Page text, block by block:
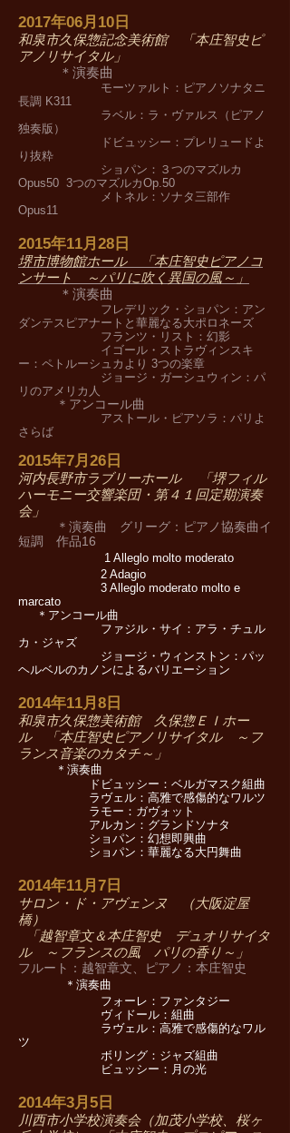
2017年06月10日
和泉市久保惣記念美術館 「本庄智史ピ
アノリサイタル」
＊演奏曲
モーツァルト：ピアノソナタニ
長調 K311
ラベル：ラ・ヴァルス（ピアノ
独奏版）
ドビュッシー：プレリュードよ
り抜粋
ショパン：３つのマズルカ
Opus50 3つのマズルカOp.50
メトネル：ソナタ三部作
Opus11
2015年11月28日
堺市博物館ホール 「本庄智史ピアノコ
ンサート ～パリに吹く異国の風～」
＊演奏曲
フレデリック・ショパン：アン
ダンテスピアナートと華麗なる大ポロネーズ
フランツ・リスト：幻影
イゴール・ストラヴィンスキ
ー：ペトルーシュカより 3つの楽章
ジョージ・ガーシュウィン：パ
リのアメリカ人
＊アンコール曲
アストール・ピアソラ：パリよ
さらば
2015年7月26日
河内長野市ラブリーホール 「堺フィル
ハーモニー交響楽団・第４１回定期演奏
会」
＊演奏曲 グリーグ：ピアノ協奏曲イ
短調 作品16
1 Alleglo molto moderato
2 Adagio
3 Alleglo moderato molto e
marcato
＊アンコール曲
ファジル・サイ：アラ・チュル
カ・ジャズ
ジョージ・ウィンストン：パッ
ヘルベルのカノンによるバリエーション
2014年11月8日
和泉市久保惣美術館 久保惣ＥＩホー
ル 「本庄智史ピアノリサイタル ～フ
ランス音楽のカタチ～」
＊演奏曲
ドビュッシー：ベルガマスク組曲
ラヴェル：高雅で感傷的なワルツ
ラモー：ガヴォット
アルカン：グランドソナタ
ショパン：幻想即興曲
ショパン：華麗なる大円舞曲
2014年11月7日
サロン・ド・アヴェンヌ （大阪淀屋
橋）
「越智章文＆本庄智史 デュオリサイタ
ル ～フランスの風 パリの香り～」
フルート：越智章文、ピアノ：本庄智史
＊演奏曲
フォーレ：ファンタジー
ヴィドール：組曲
ラヴェル：高雅で感傷的なワル
ツ
ボリング： ジャズ組曲
ビュッシー：月の光
2014年3月5日
川西市小学校演奏会（加茂小学校、桜ヶ